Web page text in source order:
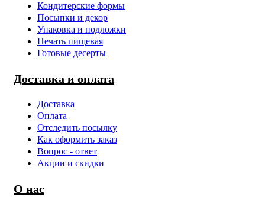
Кондитерские формы
Посыпки и декор
Упаковка и подложки
Печать пищевая
Готовые десерты
Доставка и оплата
Доставка
Оплата
Отследить посылку
Как оформить заказ
Вопрос - ответ
Акции и скидки
О нас